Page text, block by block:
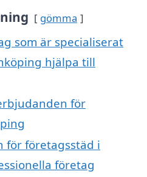
gömma
som är specialiserat
hjälpa till
för
för företagsstäd i
företag